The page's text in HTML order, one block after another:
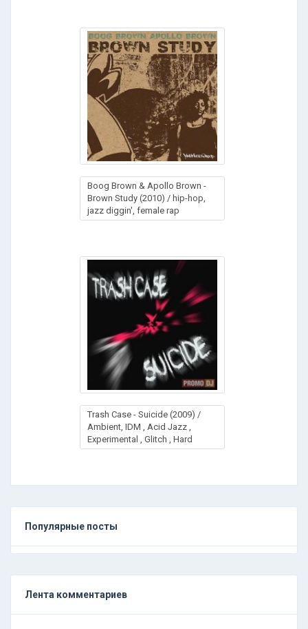
Boog Brown & Apollo Brown -
Brown Study (2010) / hip-hop,
jazz diggin', female rap
Trash Case - Suicide (2009) /
Ambient, IDM , Acid Jazz ,
Experimental , Glitch , Hard
Популярные посты
Лента комментариев